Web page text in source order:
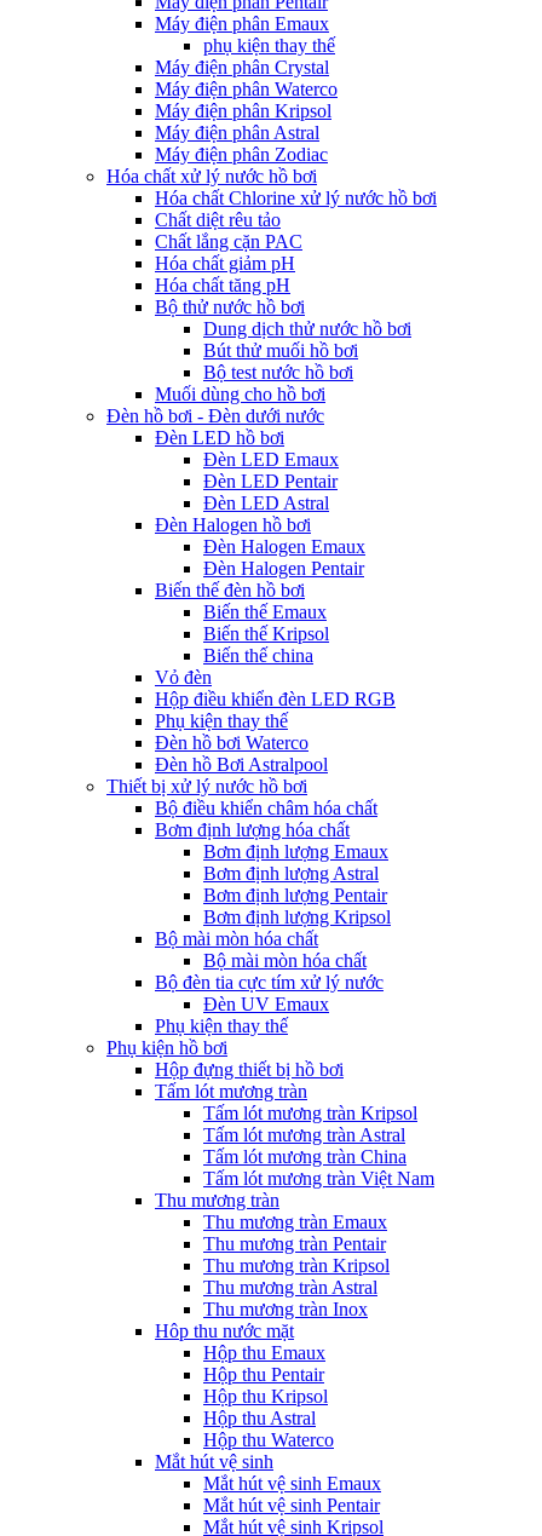
Máy điện phân Emaux
phụ kiện thay thế
Máy điện phân Crystal
Máy điện phân Waterco
Máy điện phân Kripsol
Máy điện phân Astral
Máy điện phân Zodiac
Hóa chất xử lý nước hồ bơi
Hóa chất Chlorine xử lý nước hồ bơi
Chất diệt rêu tảo
Chất lắng cặn PAC
Hóa chất giảm pH
Hóa chất tăng pH
Bộ thử nước hồ bơi
Dung dịch thử nước hồ bơi
Bút thử muối hồ bơi
Bộ test nước hồ bơi
Muối dùng cho hồ bơi
Đèn hồ bơi - Đèn dưới nước
Đèn LED hồ bơi
Đèn LED Emaux
Đèn LED Pentair
Đèn LED Astral
Đèn Halogen hồ bơi
Đèn Halogen Emaux
Đèn Halogen Pentair
Biến thế đèn hồ bơi
Biến thế Emaux
Biến thế Kripsol
Biến thế china
Vỏ đèn
Hộp điều khiển đèn LED RGB
Phụ kiện thay thế
Đèn hồ bơi Waterco
Đèn hồ Bơi Astralpool
Thiết bị xử lý nước hồ bơi
Bộ điều khiển châm hóa chất
Bơm định lượng hóa chất
Bơm định lượng Emaux
Bơm định lượng Astral
Bơm định lượng Pentair
Bơm định lượng Kripsol
Bộ mài mòn hóa chất
Bộ mài mòn hóa chất
Bộ đèn tia cực tím xử lý nước
Đèn UV Emaux
Phụ kiện thay thế
Phụ kiện hồ bơi
Hộp đựng thiết bị hồ bơi
Tấm lót mương tràn
Tấm lót mương tràn Kripsol
Tấm lót mương tràn Astral
Tấm lót mương tràn China
Tấm lót mương tràn Việt Nam
Thu mương tràn
Thu mương tràn Emaux
Thu mương tràn Pentair
Thu mương tràn Kripsol
Thu mương tràn Astral
Thu mương tràn Inox
Hôp thu nước mặt
Hộp thu Emaux
Hộp thu Pentair
Hộp thu Kripsol
Hộp thu Astral
Hộp thu Waterco
Mắt hút vệ sinh
Mắt hút vệ sinh Emaux
Mắt hút vệ sinh Pentair
Mắt hút vệ sinh Kripsol